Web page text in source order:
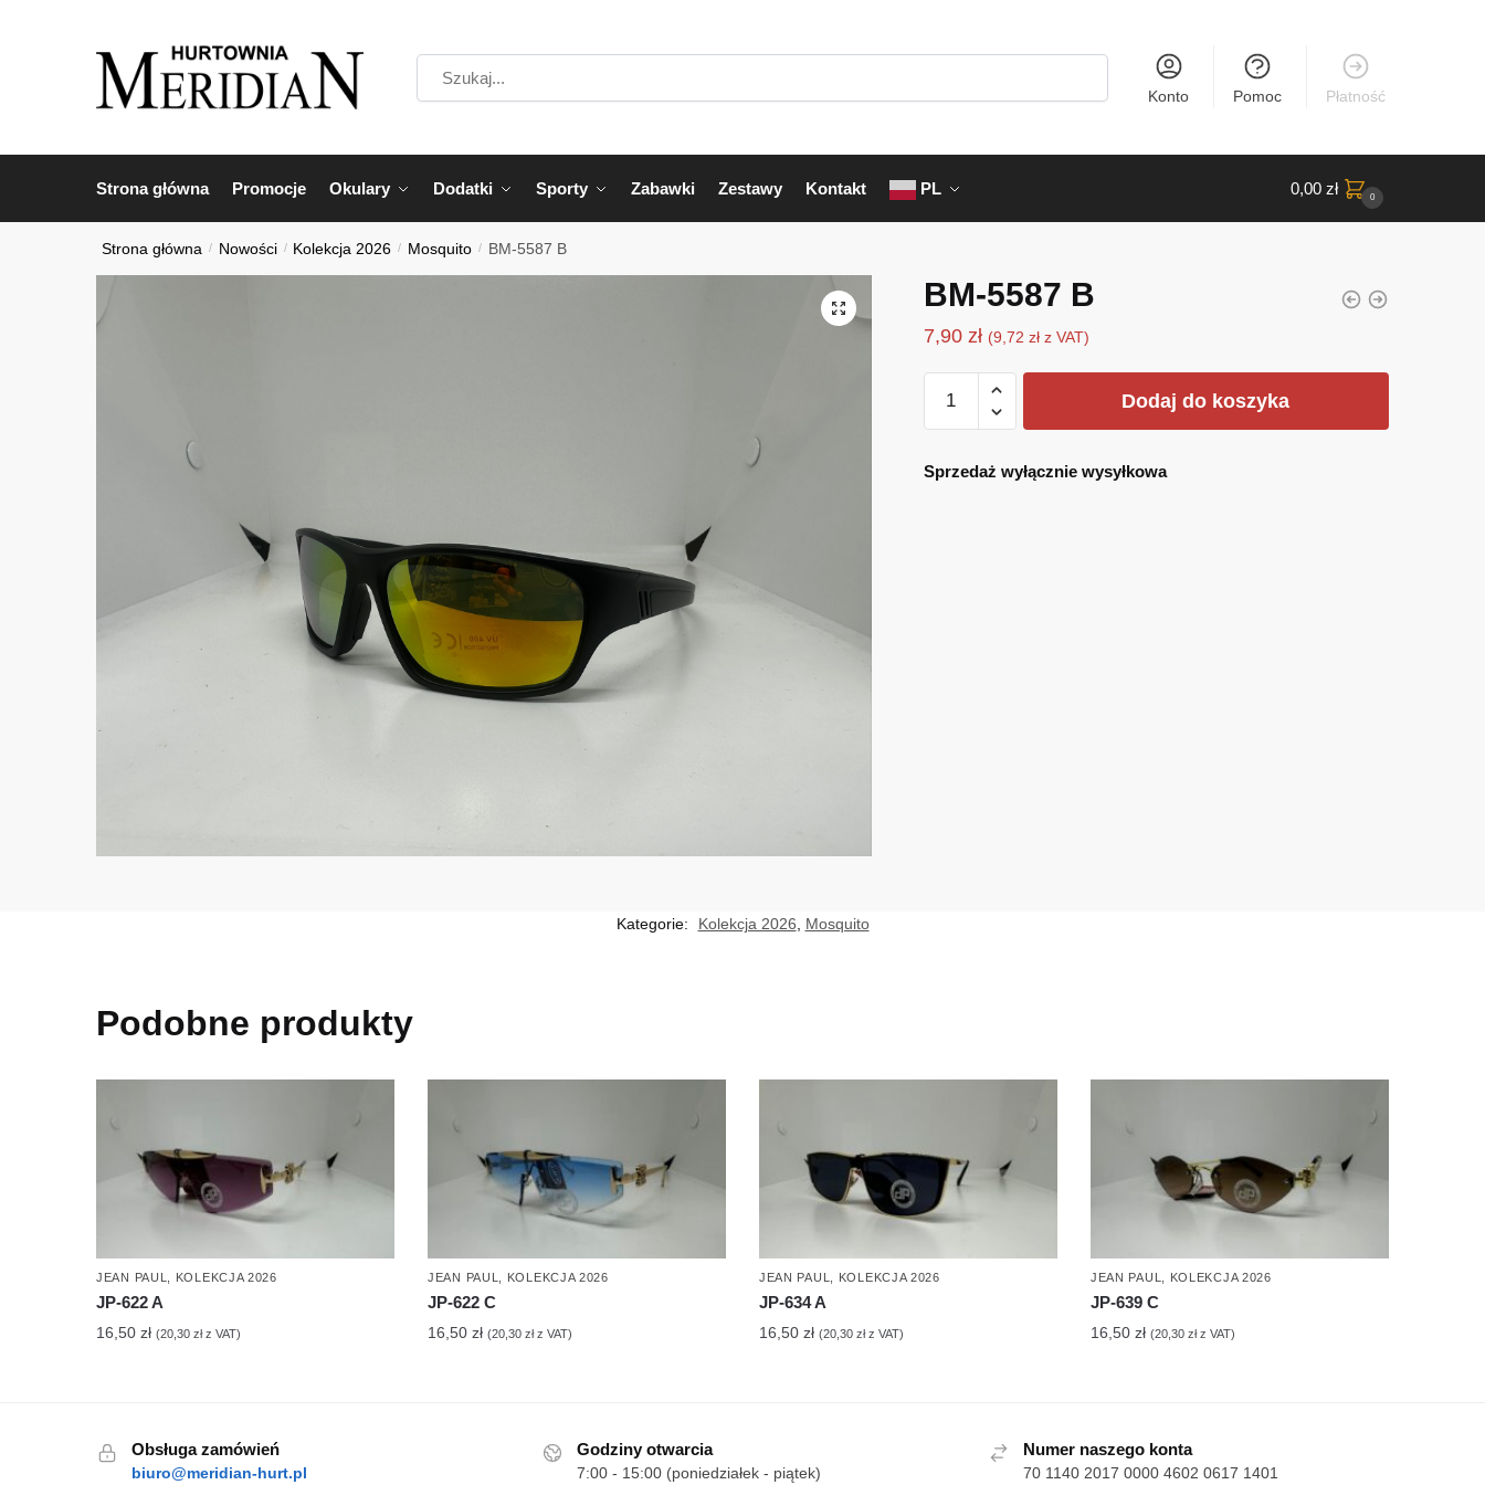
Konto Pomoc Płatność
Strona główna Promocje Okulary Dodatki Sporty Zabawki Zestawy Kontakt PL 0,00 zł 0
Strona główna / Nowości / Kolekcja 2026 / Mosquito / BM-5587 B
BM-5587 B
7,90 zł (9,72 złz VAT)
BM-
B
Dodaj do koszyka
Sprzedaż wyłącznie wysyłkowa
Kategorie: Kolekcja 2026, Mosquito
Podobne produkty
JEAN PAUL, KOLEKCJA 2026
JP-622 A
16,50zł (20,30złz VAT)
JEAN PAUL, KOLEKCJA 2026
JP-622 C
16,50 zł (20,30 złz VAT)
JEAN PAUL, KOLEKCJA 2026
JP-634 A
16,50 zł (20,30 złz VAT)
JEAN PAUL, KOLEKCJA 2026
JP-639 C
16,50 zł (20,30 złz VAT)
Obsługa zamówień
biuro@meridian-hurt.pl
Godziny otwarcia
7:00 - 15:00 (poniedziałek - piątek)
Numer naszego konta
70 1140 2017 0000 4602 0617 1401